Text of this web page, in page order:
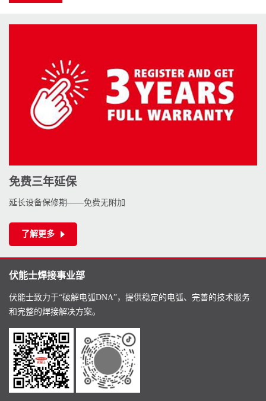
免费三年延保
延长设备保修期——免费无附加
了解更多
伏能士焊接事业部
伏能士致力于“破解电弧DNA”，提供稳定的电弧、完善的技术服务
和完整的焊接解决方案。